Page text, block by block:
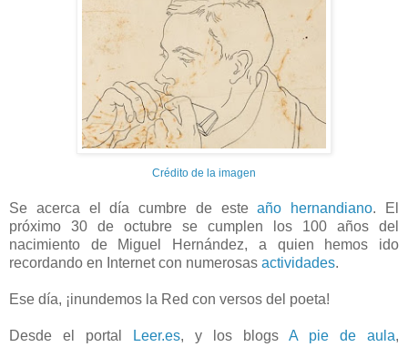
Crédito de la imagen
Se acerca el día cumbre de esteaño hernandiano. El
próximo 30 de octubre se cumplen los 100 años del
nacimiento de Miguel Hernández, a quien hemos ido
recordando en Internet con numerosas actividades.
Ese día, ¡inundemos la Red con versos del poeta!
Desde el portal Leer.es, y los blogs A pie de aula,